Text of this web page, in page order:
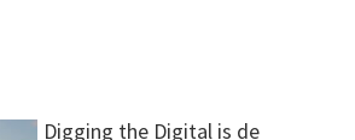
Digging the Digital is de